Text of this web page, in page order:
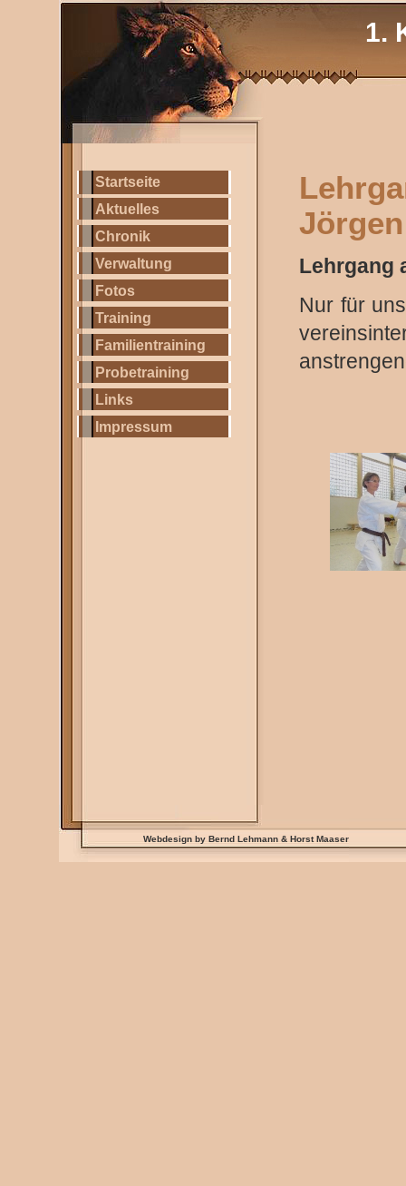
1.
Startseite
Aktuelles
Chronik
Verwaltung
Fotos
Training
Familientraining
Probetraining
Links
Impressum
Lehrgang
Nur für
Webdesign by Bernd Lehmann & Horst Maaser